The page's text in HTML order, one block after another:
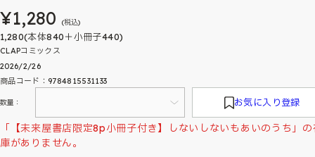
¥1,280 (税込)
1,280(本体840＋小冊子440)
CLAPコミックス
2026/2/26
商品コード：9784815531133
数量： お気に入り登録
「【未来屋書店限定8p小冊子付き】しないしないもあいのうち」の
庫がありません。